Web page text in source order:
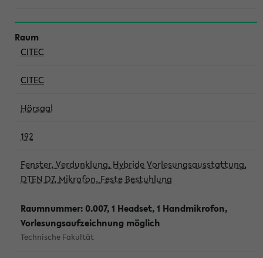
CITEC
CITEC
Hörsaal
192
Fenster, Verdunklung, Hybride Vorlesungsausstattung,
DTEN D7, Mikrofon, Feste Bestuhlung
Raumnummer: 0.007, 1 Headset, 1 Handmikrofon,
Vorlesungsaufzeichnung möglich
Technische Fakultät